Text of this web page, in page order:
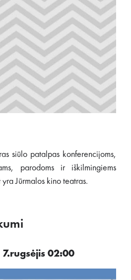
siūlo patalpas konferencijoms,
parodoms ir iškilmingiems
Jūrmalos kino teatras.
02:00